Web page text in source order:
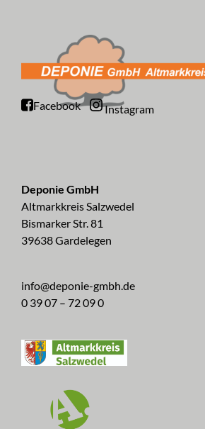
Facebook Instagram
Deponie GmbH
Altmarkkreis Salzwedel
Bismarker Str. 81
39638 Gardelegen
info@deponie-gmbh.de
0 39 07 – 72 09 0